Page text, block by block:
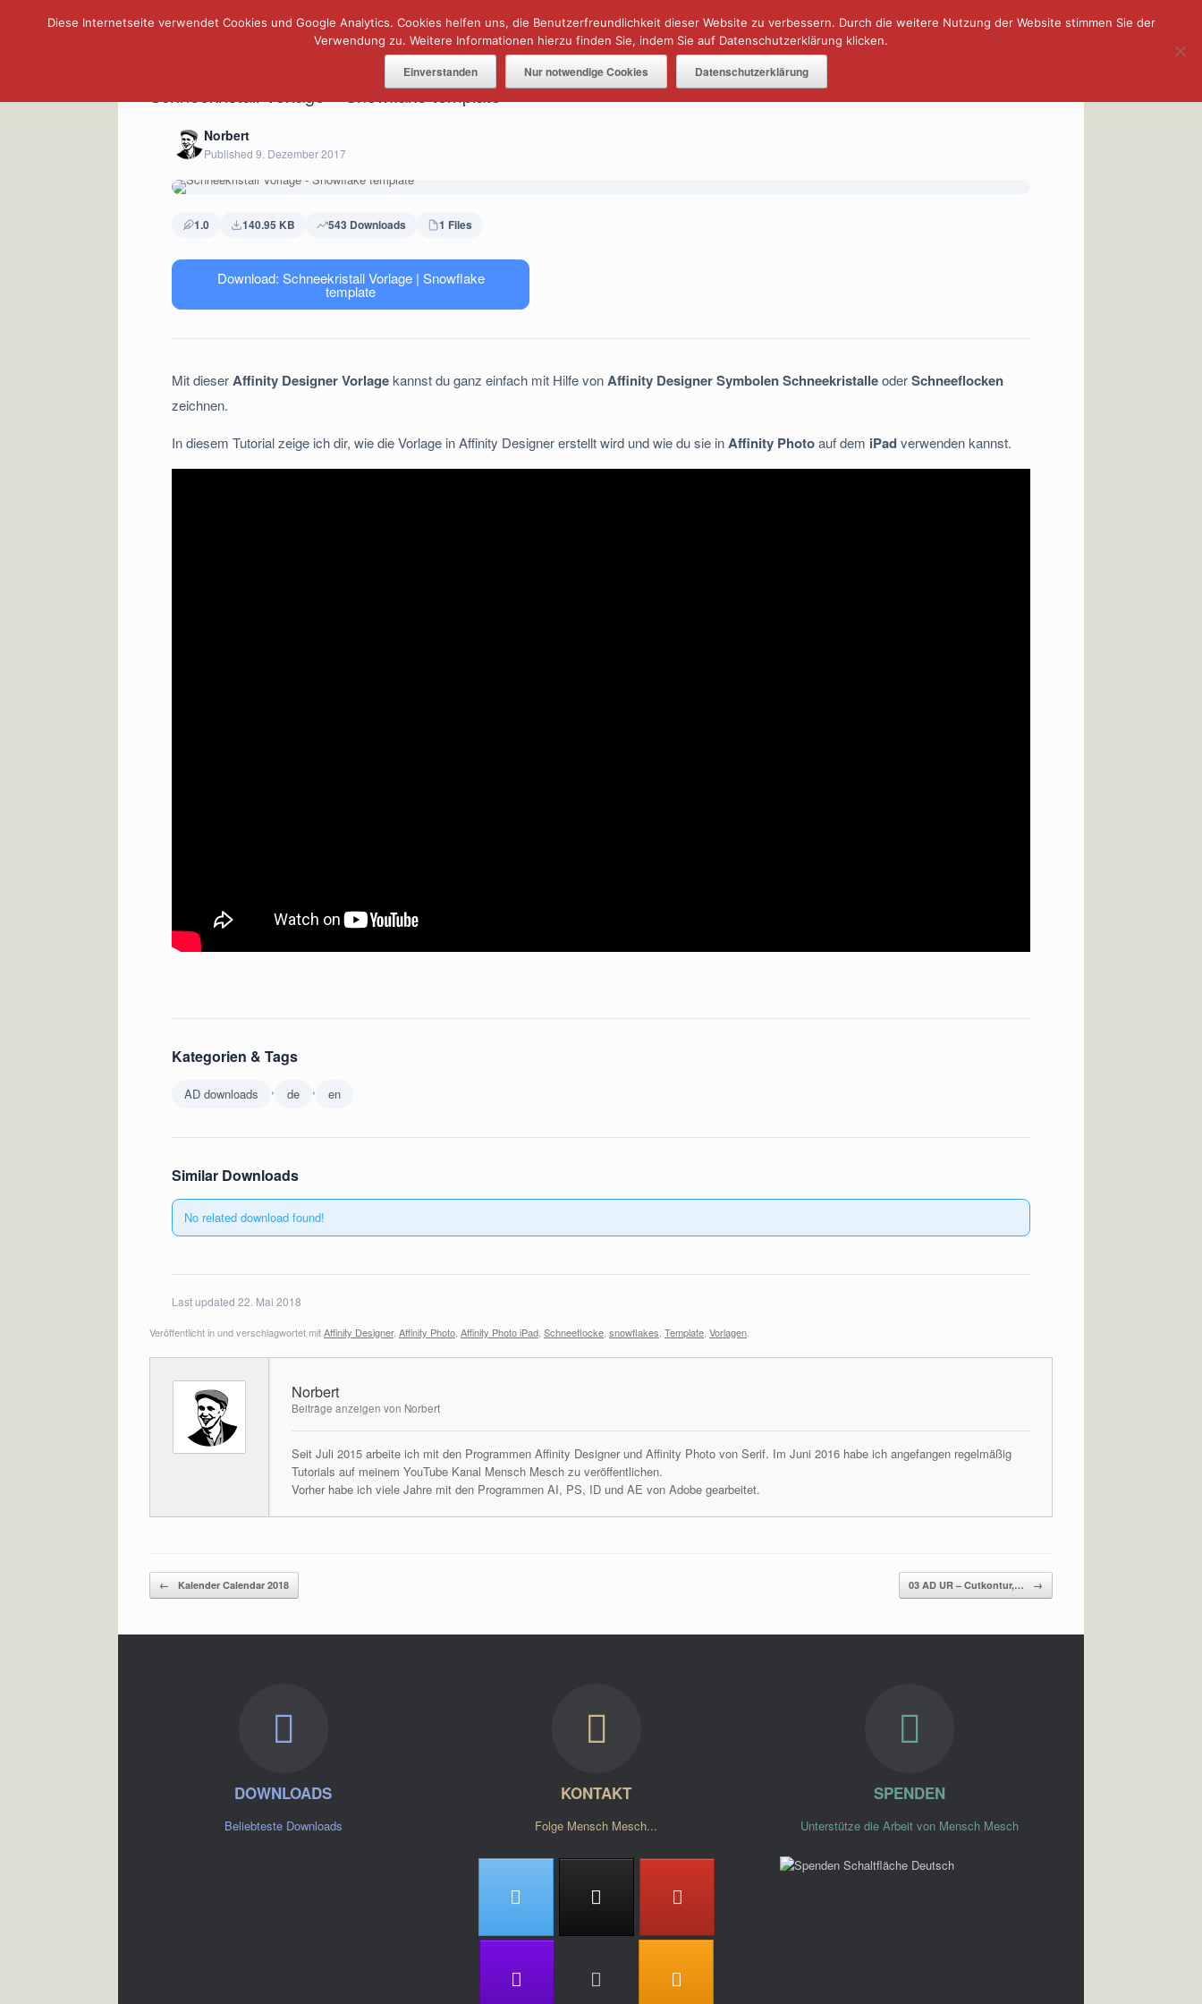
Zum
AFFINITY IN A MINUTE ⏰ TUTORIALS DOWNLOADS
Schneekristall Vorlage – Snowflake template
Norbert
Published 9. Dezember 2017
1.0 140.95 KB 543 Downloads 1 Files
Download: Schneekristall Vorlage | Snowflake
template
Mit dieserAffinity Designer Vorlagekannst du ganz einfach mit Hilfe vonAffinity Designer Symbolen SchneekristalleoderSchneeflocken
zeichnen.
In diesem Tutorial zeige ich dir, wie die Vorlage in Affinity Designer erstellt wird und wie du sie inAffinity Photoauf dem iPadverwenden kannst.
Kategorien & Tags
AD downloads , de , en
Similar Downloads
No related download found!
Last updated 22. Mai 2018
Veröffentlicht in und verschlagwortet mitAffinity Designer, Affinity Photo Affinity Photo iPad Schneeflocke snowflakes Template Vorlagen
Norbert
Beiträge anzeigen von Norbert
Seit Juli 2015 arbeite ich mit den Programmen Affinity Designer und Affinity Photo von Serif. Im Juni 2016 habe ich angefangen regelmäßig
Tutorials auf meinem YouTube Kanal Mensch Mesch zu veröffentlichen.
Vorher habe ich viele Jahre mit den Programmen AI, PS, ID und AE von Adobe gearbeitet.
Beitragsnavigation
← Kalender Calendar 2018 03 AD UR – Cutkontur,… →
DOWNLOADS
Beliebteste Downloads
KONTAKT
Folge Mensch Mesch...
SPENDEN
Unterstütze die Arbeit von Mensch Mesch
Diese Internetseite verwendet Cookies und Google Analytics. Cookies helfen uns, die Benutzerfreundlichkeit dieser Website zu verbessern. Durch die weitere Nutzung der Website stimmen Sie der
Verwendung zu. Weitere Informationen hierzu finden Sie, indem Sie auf Datenschutzerklärung klicken.
Einverstanden Nur notwendige Cookies Datenschutzerklärung